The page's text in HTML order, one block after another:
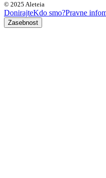
© 2025 Aleteia
DonirajteKdo smo?Pravne
Zasebnost